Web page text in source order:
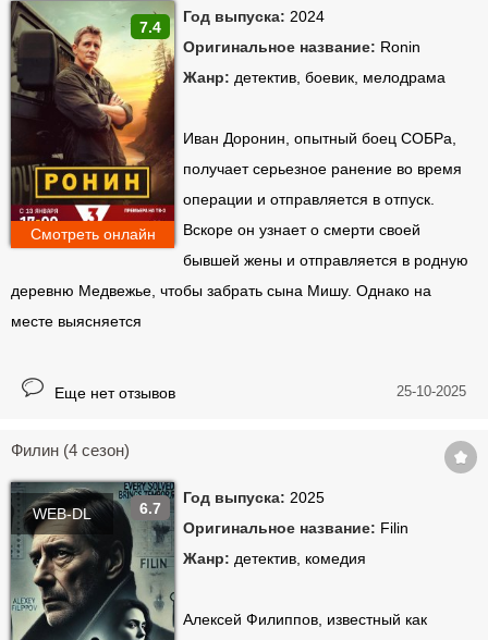
7.4
Год выпуска: 2024
Оригинальное название: Ronin
Жанр: детектив, боевик, мелодрама
Иван Доронин, опытный боец СОБРа,
получает серьезное ранение во время
операции и отправляется в отпуск.
Вскоре он узнает о смерти своей
бывшей жены и отправляется в родную
деревню Медвежье, чтобы забрать сына Мишу. Однако на
месте выясняется
Смотреть онлайн
Еще нет отзывов 25-10-2025
Филин (4 сезон)
6.7
WEB-DL
Год выпуска: 2025
Оригинальное название: Filin
Жанр: детектив, комедия
Алексей Филиппов, известный как